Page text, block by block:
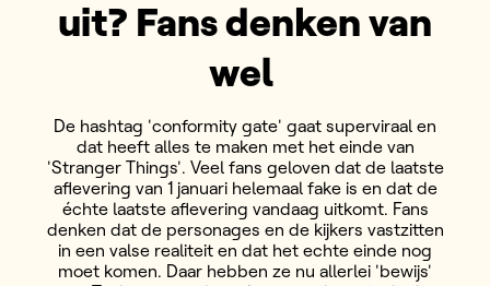
uit? Fans denken van
wel
De hashtag 'conformity gate' gaat superviraal en
dat heeft alles te maken met het einde van
'Stranger Things'. Veel fans geloven dat de laatste
aflevering van 1 januari helemaal fake is en dat de
échte laatste aflevering vandaag uitkomt. Fans
denken dat de personages en de kijkers vastzitten
in een valse realiteit en dat het echte einde nog
moet komen. Daar hebben ze nu allerlei 'bewijs'